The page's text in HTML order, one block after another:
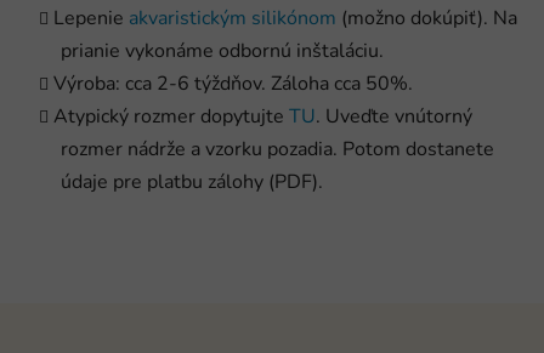
Lepenie akvaristickým silikónom (možno dokúpiť). Na
prianie vykonáme odbornú inštaláciu.
Výroba: cca 2-6 týždňov. Záloha cca 50%.
Atypický rozmer dopytujte TU. Uveďte vnútorný
rozmer nádrže a vzorku pozadia. Potom dostanete
údaje pre platbu zálohy (PDF).